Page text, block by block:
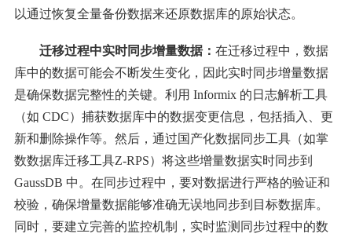
以通过恢复全量备份数据来还原数据库的原始状态。
迁移过程中实时同步增量数据： 在迁移过程中，数据
库中的数据可能会不断发生变化，因此实时同步增量数据
是确保数据完整性的关键。利用 Informix 的日志解析工具
（如 CDC）捕获数据库中的数据变更信息，包括插入、更
新和删除操作等。然后，通过国产化数据同步工具（如掌
数数据库迁移工具Z-RPS） 将这些增量数据实时同步到
GaussDB 中。在同步过程中，要对数据进行严格的验证和
校验，确保增量数据能够准确无误地同步到目标数据库。
同时，要建立完善的监控机制，实时监测同步过程中的数